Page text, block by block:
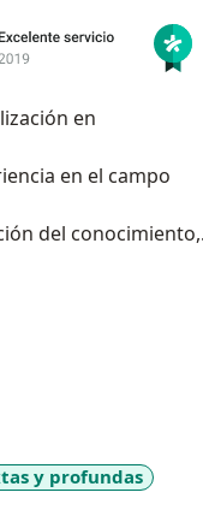
en
en el campo
del conocimiento,
y profundas